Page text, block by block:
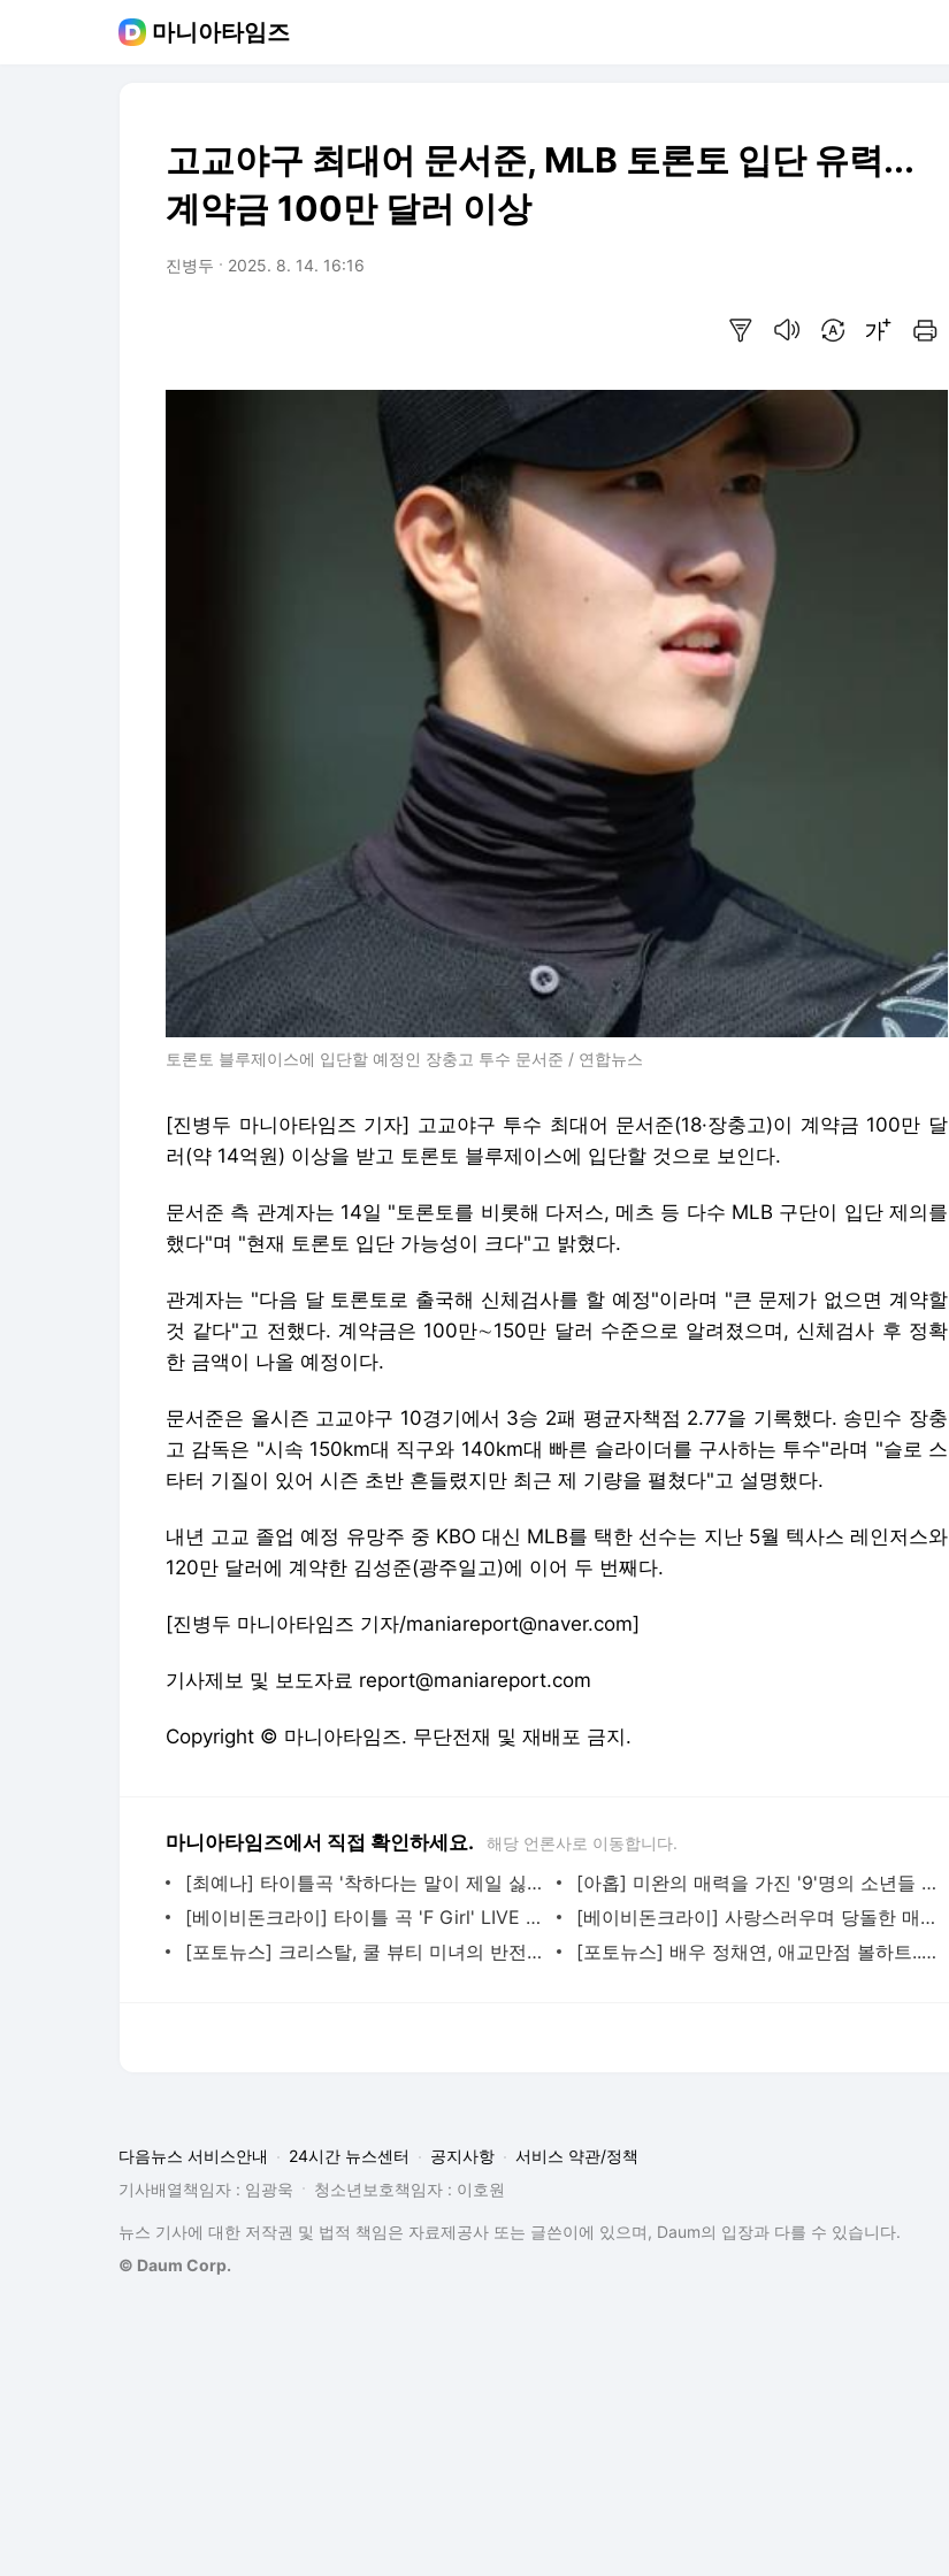
마니아타임즈
고교야구 최대어 문서준, MLB 토론토 입단 유력...
계약금 100만 달러 이상
진병두 2025. 8. 14. 16:16
토론토 블루제이스에 입단할 예정인 장충고 투수 문서준 / 연합뉴스
[진병두 마니아타임즈 기자] 고교야구 투수 최대어 문서준(18·장충고)이 계약금 100만 달
러(약 14억원) 이상을 받고 토론토 블루제이스에 입단할 것으로 보인다.
문서준 측 관계자는 14일 "토론토를 비롯해 다저스, 메츠 등 다수 MLB 구단이 입단 제의를
했다"며 "현재 토론토 입단 가능성이 크다"고 밝혔다.
관계자는 "다음 달 토론토로 출국해 신체검사를 할 예정"이라며 "큰 문제가 없으면 계약할
것 같다"고 전했다. 계약금은 100만∼150만 달러 수준으로 알려졌으며, 신체검사 후 정확
한 금액이 나올 예정이다.
문서준은 올시즌 고교야구 10경기에서 3승 2패 평균자책점 2.77을 기록했다. 송민수 장충
고 감독은 "시속 150km대 직구와 140km대 빠른 슬라이더를 구사하는 투수"라며 "슬로 스
타터 기질이 있어 시즌 초반 흔들렸지만 최근 제 기량을 펼쳤다"고 설명했다.
내년 고교 졸업 예정 유망주 중 KBO 대신 MLB를 택한 선수는 지난 5월 텍사스 레인저스와
120만 달러에 계약한 김성준(광주일고)에 이어 두 번째다.
[진병두 마니아타임즈 기자/maniareport@naver.com]
기사제보 및 보도자료 report@maniareport.com
Copyright © 마니아타임즈. 무단전재 및 재배포 금지.
마니아타임즈에서 직접 확인하세요. 해당 언론사로 이동합니다.
[최예나] 타이틀곡 '착하다는 말이 제일 싫어' LIVE STAGE 무대
[아홉] 미완의 매력을 가진 '9'명의 소년들 | 데뷔 기념 쇼케이스 현장
[베이비돈크라이] 타이틀 곡 'F Girl' LIVE STAGE 무대
[베이비돈크라이] 사랑스러우며 당돌한 매력의 걸그룹 | 데뷔 기념 쇼케이스 현장
[포토뉴스] 크리스탈, 쿨 뷰티 미녀의 반전 미소... '캐나다구스' 포토콜 행사
[포토뉴스] 배우 정채연, 애교만점 볼하트... '온앤온' 포토콜 행사
다음뉴스 서비스안내 24시간 뉴스센터 공지사항
서비스 약관/정책
기사배열책임자 : 임광욱
청소년보호책임자 : 이호원
뉴스 기사에 대한 저작권 및 법적 책임은 자료제공사 또는 글쓴이에 있으며, Daum의 입장과 다를 수 있습니다.
© Daum Corp.